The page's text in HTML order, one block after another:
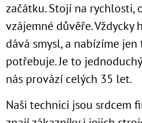
začátku. Stojí na rychlosti,
vzájemné důvěře. Vždycky
dává smysl, a nabízíme
potřebuje. Je to
nás provází celých 35 let.
Naši technici jsou srdcem